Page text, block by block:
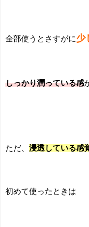
全部使うとさすがに少
しっかり潤っている感
ただ、 浸透している感
初めて使ったときは